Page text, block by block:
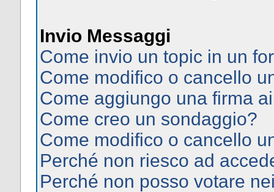
Invio Messaggi
Come invio un topic in un
Come modifico o cancello
Come aggiungo una firma
Come creo un sondaggio?
Come modifico o cancello
Perché non riesco ad
Perché non posso votare